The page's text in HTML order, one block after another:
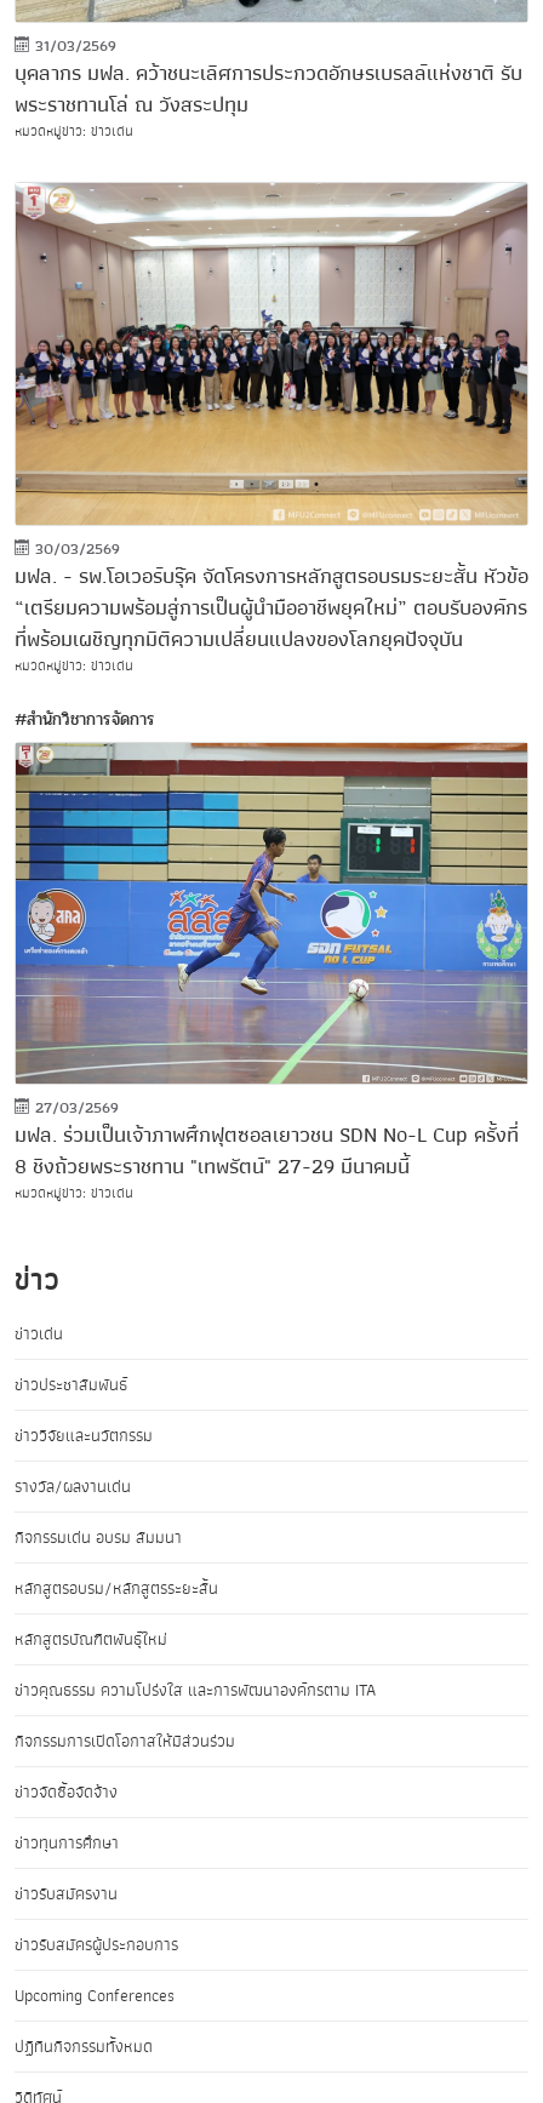
31/03/2569
บุคลากร มฟล. คว้าชนะเลิศการประกวดอักษรเบรลล์แห่งชาติ รับ
พระราชทานโล่ ณ วังสระปทุม
หมวดหมู่ข่าว: ข่าวเด่น
30/03/2569
มฟล. - รพ.โอเวอร์บรุ๊ค จัดโครงการหลักสูตรอบรมระยะสั้น หัวข้อ
“เตรียมความพร้อมสู่การเป็นผู้นำมืออาชีพยุคใหม่” ตอบรับองค์กร
ที่พร้อมเผชิญทุกมิติความเปลี่ยนแปลงของโลกยุคปัจจุบัน
หมวดหมู่ข่าว: ข่าวเด่น
#สำนักวิชาการจัดการ
27/03/2569
มฟล. ร่วมเป็นเจ้าภาพศึกฟุตซอลเยาวชน SDN No-L Cup ครั้งที่
8 ชิงถ้วยพระราชทาน "เทพรัตน์" 27-29 มีนาคมนี้
หมวดหมู่ข่าว: ข่าวเด่น
ข่าว
ข่าวเด่น
ข่าวประชาสัมพันธ์
ข่าววิจัยและนวัตกรรม
รางวัล/ผลงานเด่น
กิจกรรมเด่น อบรม สัมมนา
หลักสูตรอบรม/หลักสูตรระยะสั้น
หลักสูตรบัณฑิตพันธุ์ใหม่
ข่าวคุณธรรม ความโปร่งใส และการพัฒนาองค์กรตาม ITA
กิจกรรมการเปิดโอกาสให้มีส่วนร่วม
ข่าวจัดซื้อจัดจ้าง
ข่าวทุนการศึกษา
ข่าวรับสมัครงาน
ข่าวรับสมัครผู้ประกอบการ
Upcoming Conferences
ปฏิทินกิจกรรมทั้งหมด
วิดีทัศน์